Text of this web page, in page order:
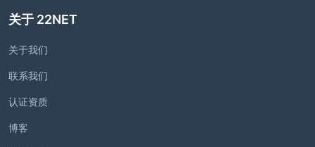
关于 22NET
关于我们
联系我们
认证资质
博客